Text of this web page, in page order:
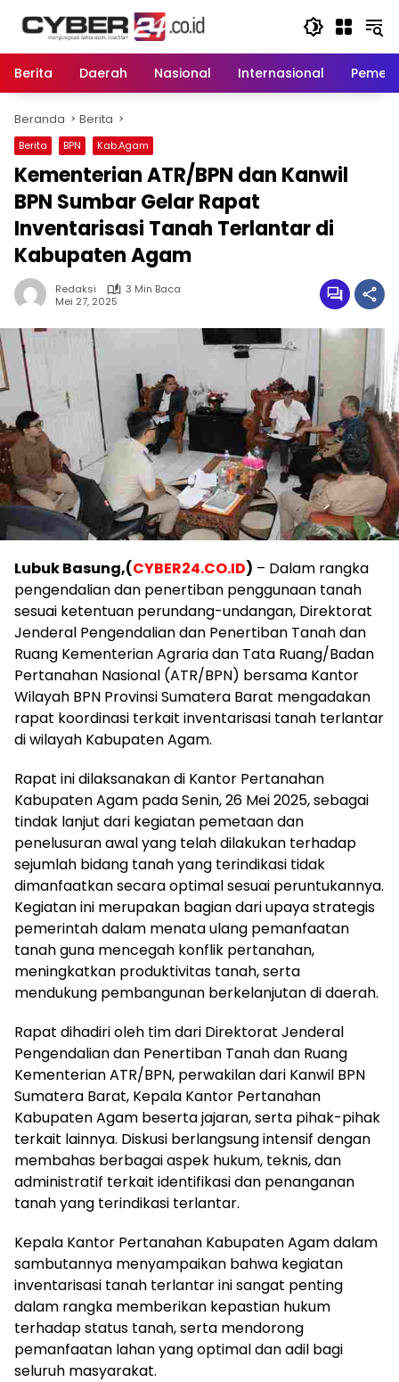
Berita
Daerah Nasional Internasional
Beranda Berita
Berita BPN Kab.Agam
Kementerian ATR/BPN dan Kanwil
BPN Sumbar Gelar Rapat
Inventarisasi Tanah Terlantar di
Kabupaten Agam
Redaksi
3 Min Baca
Mei 27, 2025
Lubuk Basung,(CYBER24.CO.ID) – Dalam rangka
pengendalian dan penertiban penggunaan tanah
sesuai ketentuan perundang-undangan, Direktorat
Jenderal Pengendalian dan Penertiban Tanah dan
Ruang Kementerian Agraria dan Tata Ruang/Badan
Pertanahan Nasional (ATR/BPN) bersama Kantor
Wilayah BPN Provinsi Sumatera Barat mengadakan
rapat koordinasi terkait inventarisasi tanah terlantar
di wilayah Kabupaten Agam.
Rapat ini dilaksanakan di Kantor Pertanahan
Kabupaten Agam pada Senin, 26 Mei 2025, sebagai
tindak lanjut dari kegiatan pemetaan dan
penelusuran awal yang telah dilakukan terhadap
sejumlah bidang tanah yang terindikasi tidak
dimanfaatkan secara optimal sesuai peruntukannya.
Kegiatan ini merupakan bagian dari upaya strategis
pemerintah dalam menata ulang pemanfaatan
tanah guna mencegah konflik pertanahan,
meningkatkan produktivitas tanah, serta
mendukung pembangunan berkelanjutan di daerah.
Rapat dihadiri oleh tim dari Direktorat Jenderal
Pengendalian dan Penertiban Tanah dan Ruang
Kementerian ATR/BPN, perwakilan dari Kanwil BPN
Sumatera Barat, Kepala Kantor Pertanahan
Kabupaten Agam beserta jajaran, serta pihak-pihak
terkait lainnya. Diskusi berlangsung intensif dengan
membahas berbagai aspek hukum, teknis, dan
administratif terkait identifikasi dan penanganan
tanah yang terindikasi terlantar.
Kepala Kantor Pertanahan Kabupaten Agam dalam
sambutannya menyampaikan bahwa kegiatan
inventarisasi tanah terlantar ini sangat penting
dalam rangka memberikan kepastian hukum
terhadap status tanah, serta mendorong
pemanfaatan lahan yang optimal dan adil bagi
seluruh masyarakat.